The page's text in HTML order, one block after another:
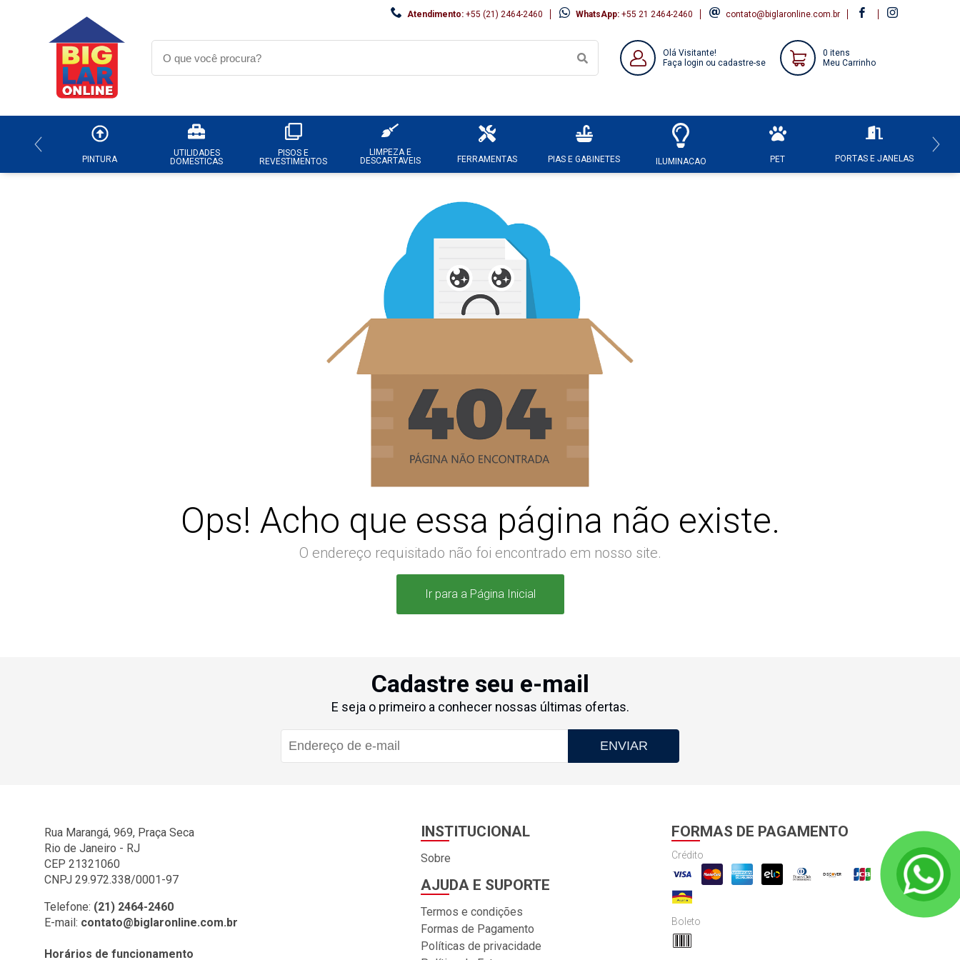
Atendimento: +55 (21) 2464-2460 WhatsApp: +55 21 2464-2460 contato@biglaronline.com.br
Olá Visitante!
Faça login ou cadastre-se
0 itens
Meu Carrinho
PINTURA
UTILIDADES
DOMESTICAS
PISOS E
REVESTIMENTOS
LIMPEZA E
DESCARTAVEIS
FERRAMENTAS PIAS E GABINETES ILUMINACAO PET PORTAS E JANELAS
Ops! Acho que essa página não existe.
O endereço requisitado não foi encontrado em nosso site.
Ir para a Página Inicial
Cadastre seu e-mail
E seja o primeiro a conhecer nossas últimas ofertas.
ENVIAR
Rua Marangá, 969, Praça Seca
Rio de Janeiro - RJ
CEP 21321060
CNPJ 29.972.338/0001-97
Telefone: (21) 2464-2460
E-mail: contato@biglaronline.com.br
Horários de funcionamento
INSTITUCIONAL
Sobre
AJUDA E SUPORTE
Termos e condições
Formas de Pagamento
Políticas de privacidade
FORMAS DE PAGAMENTO
Crédito
Boleto